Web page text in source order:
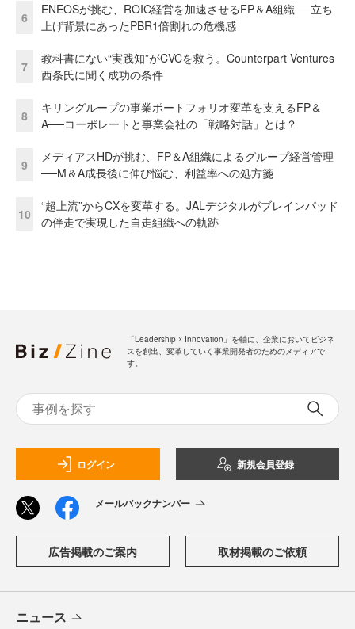
6
ENEOSが挑む、ROIC経営を加速させるFP＆A組織──立ち
上げ背景にあったPBR1倍割れの危機感
7
教科書にない“実践知”がCVCを救う。Counterpart Ventures
西条氏に聞く成功の条件
8
キリングループの事業ポートフォリオ変革を支えるFP＆
A──コーポレートと事業会社の「戦略対話」とは？
9
メディアスHDが挑む、FP＆A組織によるグループ経営管理
──M＆A成長後に伸び悩む、利益率への処方箋
10
“超上流”からCXを変革する。JALデジタルがブレインパッド
の伴走で実現した自走組織への軌跡
「Leadership ☓ Innovation」を軸に、企業においてビジネ
スを創出、変革していく事業開発者のためのメディアで
す。
ログイン 新規会員登録
メールバックナンバー
広告掲載のご案内 取材掲載のご依頼
ニュース